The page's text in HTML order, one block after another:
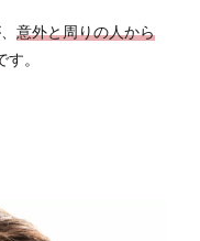
意外と周りの人から
す。